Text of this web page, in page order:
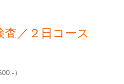
査／２日コース
）